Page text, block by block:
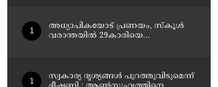
അധ്യാപികയോട് പ്രണയം, സ്‌കൂള്‍
വരാന്തയില്‍ 29കാരിയെ
സ്വകാര്യ ദൃശ്യങ്ങള്‍ പുറത്തുവിടുമെന്ന്